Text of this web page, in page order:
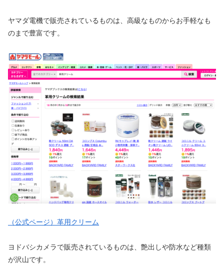
ヤマダ電機で販売されているものは、高級なものからお手軽なも
のまで豊富です。
（公式ページ）革用クリーム
ヨドバシカメラで販売されているものは、艶出しや防水など種類
が沢山です。